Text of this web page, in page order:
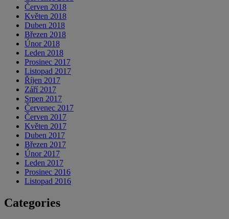
Červen 2018
Květen 2018
Duben 2018
Březen 2018
Únor 2018
Leden 2018
Prosinec 2017
Listopad 2017
Říjen 2017
Září 2017
Srpen 2017
Červenec 2017
Červen 2017
Květen 2017
Duben 2017
Březen 2017
Únor 2017
Leden 2017
Prosinec 2016
Listopad 2016
Categories